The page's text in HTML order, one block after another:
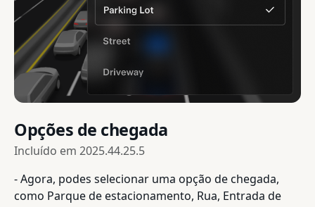
Opções de chegada
Incluído em 2025.44.25.5
- Agora, podes selecionar uma opção de chegada,
como Parque de estacionamento, Rua, Entrada de